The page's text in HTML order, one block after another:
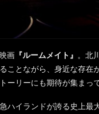
画 『ルームメイト』
。北
ことながら、身近な存在
ーリーにも期待が集まっ
ハイランドが誇る史上最